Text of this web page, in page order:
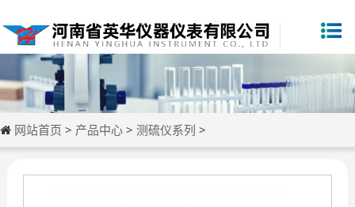
网站首页 > 产品中心 > 测硫仪系列 >